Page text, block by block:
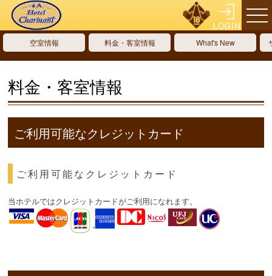
空室情報 料金・客室情報 What's New
料金・客室情報
ご利用可能なクレジットカード
ご利用可能なクレジットカード
当ホテルではクレジットカードがご利用になれます。